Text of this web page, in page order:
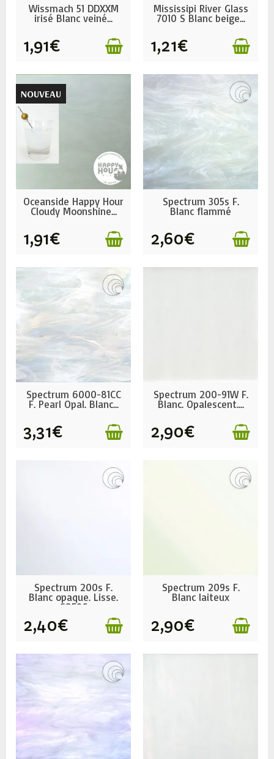
EN STOCK
Wissmach 51 DDXXM
irisé Blanc veiné...
1,91€
EN STOCK
Mississipi River Glass
7010 S Blanc beige...
1,21€
NOUVEAU
EN STOCK
Oceanside Happy Hour
Cloudy Moonshine...
1,91€
EN STOCK
Spectrum 305s F.
Blanc flammé
2,60€
EN STOCK
Spectrum 6000-81CC
F. Pearl Opal. Blanc...
3,31€
EN STOCK
Spectrum 200-91W F.
Blanc. Opalescent....
2,90€
EN STOCK
Spectrum 200s F.
Blanc opaque. Lisse.
COE96
2,40€
EN STOCK
Spectrum 209s F.
Blanc laiteux
2,90€